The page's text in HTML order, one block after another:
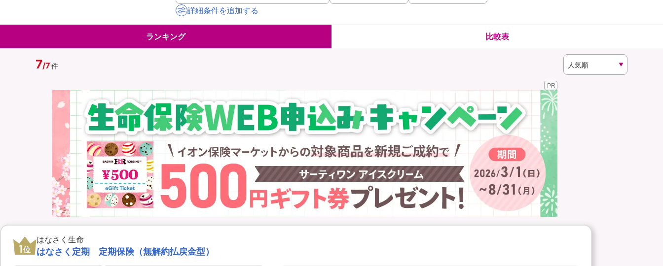
ペット保険
スマホ保険
イオンカード会員さま
専用保険（損害保険）
WAON POINT還元型保険
詳細条件を追加する
ランキング 比較表
7/7件
PR
1位
はなさく生命
はなさく定期 定期保険（無解約払戻金型）